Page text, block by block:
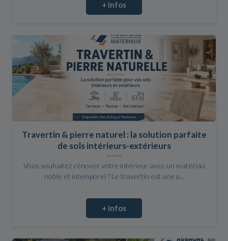
+ infos
Travertin & pierre naturel : la solution parfaite
de sols intérieurs-extérieurs
Vous souhaitez rénover votre intérieur avec un matériau
noble et intemporel ? Le travertin est une p...
+ infos